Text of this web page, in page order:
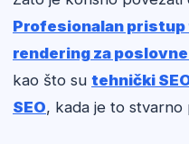
Profesionalan
rendering za
kao što su tehnički
SEO, kada je to stvarno